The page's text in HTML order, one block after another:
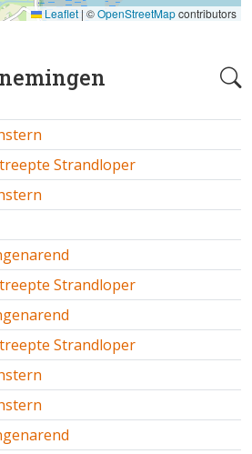
Strandloper
Strandloper
Strandloper
Leaflet | ©OpenStreetMapcontributors